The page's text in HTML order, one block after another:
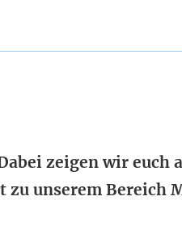
zeigen wir euch
zu unserem